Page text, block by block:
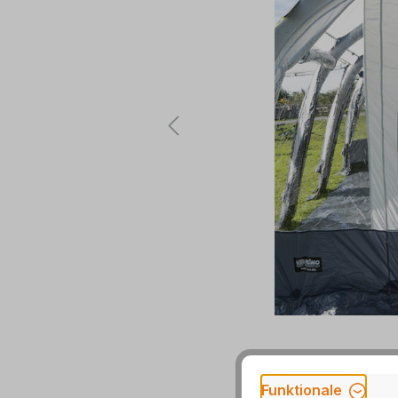
Funktionale